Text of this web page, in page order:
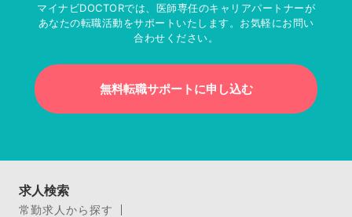
マイナビDOCTORでは、医師専任のキャリアパートナーが
あなたの転職活動をサポートいたします。お気軽にお問い
合わせください。
無料転職サポートに申し込む
求人検索
常勤求人から探す